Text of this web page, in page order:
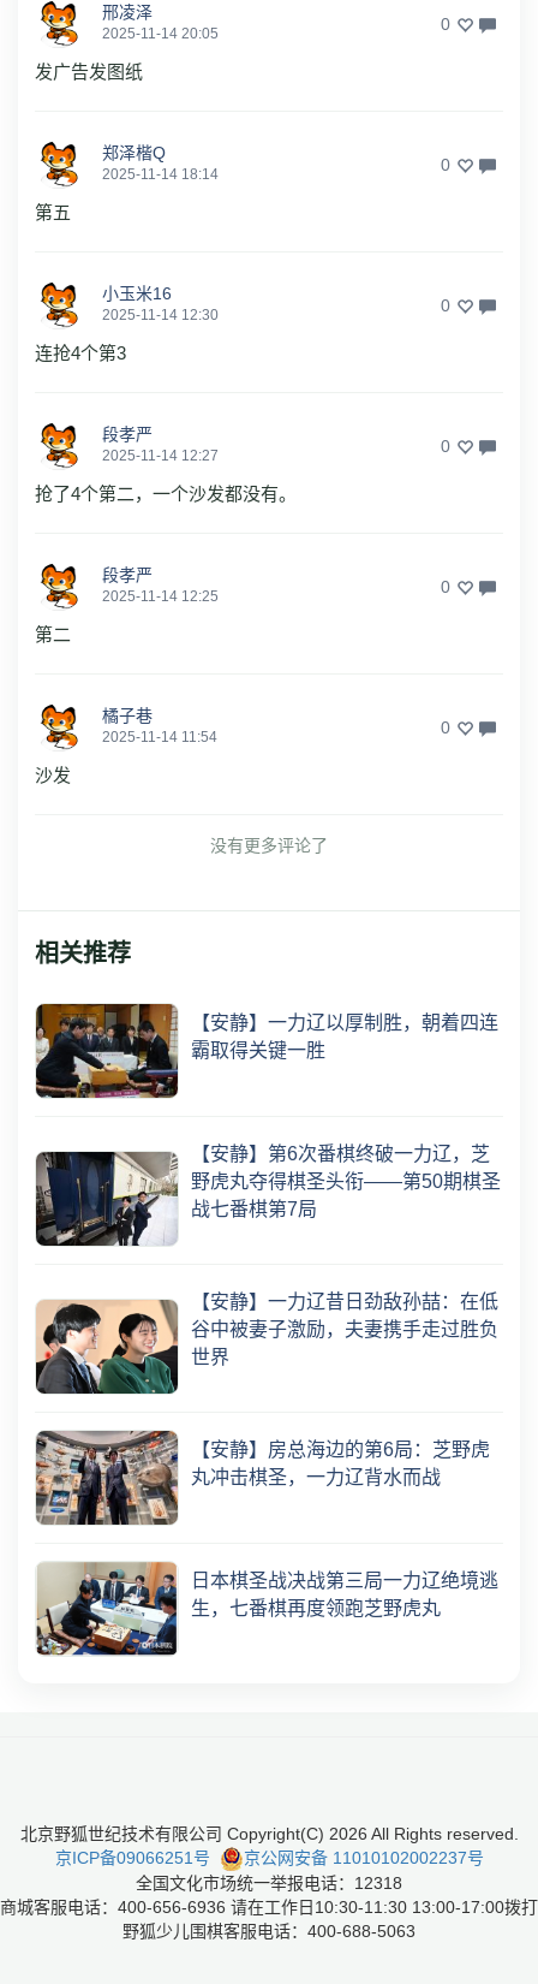
邢凌泽
2025-11-14 20:05 0
发广告发图纸
郑泽楷Q
2025-11-14 18:14 0
第五
小玉米16
2025-11-14 12:30 0
连抢4个第3
段孝严
2025-11-14 12:27 0
抢了4个第二，一个沙发都没有。
段孝严
2025-11-14 12:25 0
第二
橘子巷
2025-11-14 11:54 0
沙发
没有更多评论了
相关推荐
【安静】一力辽以厚制胜，朝着四连
霸取得关键一胜
【安静】第6次番棋终破一力辽，芝
野虎丸夺得棋圣头衔——第50期棋圣
战七番棋第7局
【安静】一力辽昔日劲敌孙喆：在低
谷中被妻子激励，夫妻携手走过胜负
世界
【安静】房总海边的第6局：芝野虎
丸冲击棋圣，一力辽背水而战
日本棋圣战决战第三局一力辽绝境逃
生，七番棋再度领跑芝野虎丸
北京野狐世纪技术有限公司 Copyright(C) 2026 All Rights reserved.
京ICP备09066251号
京公网安备 11010102002237号
全国文化市场统一举报电话：12318
商城客服电话：400-656-6936 请在工作日10:30-11:30 13:00-17:00拨打
野狐少儿围棋客服电话：400-688-5063